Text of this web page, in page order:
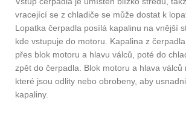
vracející se z chladiče se může dostat k
Lopatka čerpadla posílá kapalinu na vnější
kde vstupuje do motoru. Kapalina z
přes blok motoru a hlavu válců, poté do
zpět do čerpadla. Blok motoru a hlava válců
které jsou odlity nebo obrobeny, aby
kapaliny.